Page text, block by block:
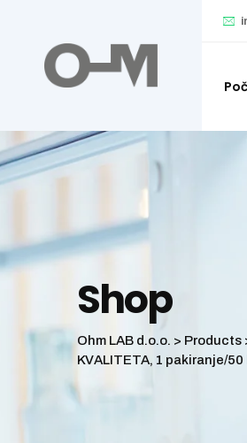
content
Shop
Ohm LAB d.o.o. > Products
KVALITETA, 1 pakiranje/50